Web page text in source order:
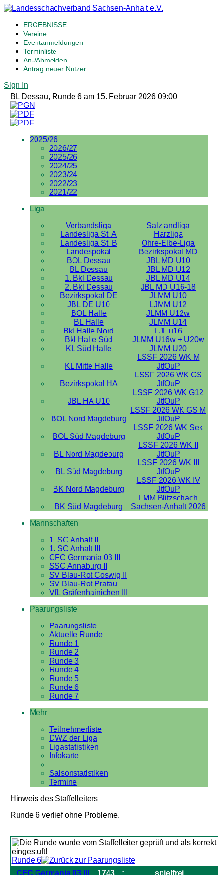
ERGEBNISSE
Vereine
Eventanmeldungen
Terminliste
An-/Abmelden
Antrag neuer Nutzer
Sign In
BL Dessau, Runde 6 am 15. Februar 2026 09:00
2025/26
2026/27
2025/26
2024/25
2023/24
2022/23
2021/22
Liga
Verbandsliga
Salzlandliga
Landesliga St. A
Harzliga
Landesliga St. B
Ohre-Elbe-Liga
Landespokal
Bezirkspokal MD
BOL Dessau
JBL MD U10
BL Dessau
JBL MD U12
1. Bkl Dessau
JBL MD U14
2. Bkl Dessau
JBL MD U16-18
Bezirkspokal DE
JLMM U10
JBL DE U10
LJMM U12
BOL Halle
JLMM U12w
BL Halle
JLMM U14
Bkl Halle Nord
LJL u16
Bkl Halle Süd
JLMM U16w + U20w
KL Süd Halle
JLMM U20
KL Mitte Halle
LSSF 2026 WK M
JtfOuP
Bezirkspokal HA
LSSF 2026 WK GS
JtfOuP
JBL HA U10
LSSF 2026 WK G12
JtfOuP
BOL Nord Magdeburg
LSSF 2026 WK GS M
JtfOuP
BOL Süd Magdeburg
LSSF 2026 WK Sek
JtfOuP
BL Nord Magdeburg
LSSF 2026 WK II
JtfOuP
BL Süd Magdeburg
LSSF 2026 WK III
JtfOuP
BK Nord Magdeburg
LSSF 2026 WK IV
JtfOuP
BK Süd Magdeburg
LMM Blitzschach
Sachsen-Anhalt 2026
Mannschaften
1. SC Anhalt II
1. SC Anhalt III
CFC Germania 03 III
SSC Annaburg II
SV Blau-Rot Coswig II
SV Blau-Rot Pratau
VfL Gräfenhainichen III
Paarungsliste
Paarungsliste
Aktuelle Runde
Runde 1
Runde 2
Runde 3
Runde 4
Runde 5
Runde 6
Runde 7
Mehr
Teilnehmerliste
DWZ der Liga
Ligastatistiken
Infokarte
Saisonstatistiken
Termine
Hinweis des Staffelleiters
Runde 6 verlief ohne Probleme.
Runde 6
CFC Germania 03 III
1743 : spielfrei